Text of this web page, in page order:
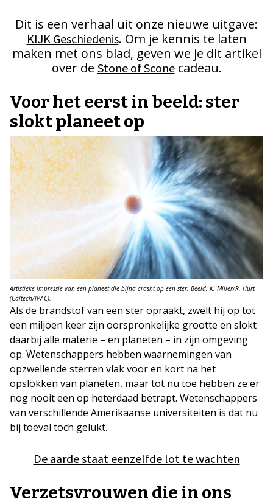
Dit is een verhaal uit onze nieuwe uitgave:
KIJK Geschiedenis. Om je kennis te laten
maken met ons blad, geven we je dit artikel
over de Stone of Sconecadeau.
Voor het eerst in beeld: ster
slokt planeet op
Artistieke impressie van een planeet die bijna crasht op een ster. Beeld: K. Miller/R. Hurt
(Caltech/IPAC).
Als de brandstof van een ster opraakt, zwelt hij op tot
een miljoen keer zijn oorspronkelijke grootte en slokt
daarbij alle materie – en planeten – in zijn omgeving
op. Wetenschappers hebben waarnemingen van
opzwellende sterren vlak voor en kort na het
opslokken van planeten, maar tot nu toe hebben ze er
nog nooit een op heterdaad betrapt. Wetenschappers
van verschillende Amerikaanse universiteiten is dat nu
bij toeval toch gelukt.
De aarde staat eenzelfde lot te wachten
Verzetsvrouwen die in ons